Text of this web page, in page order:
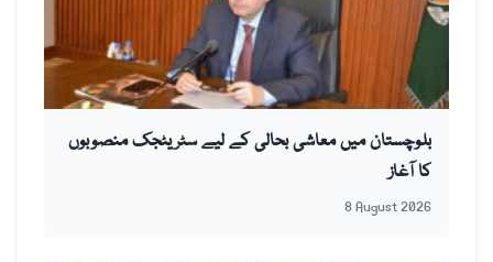
بلوچستان میں معاشی بحالی کے لیے سٹریٹجک منصوبوں
کا آغاز
8 August 2026